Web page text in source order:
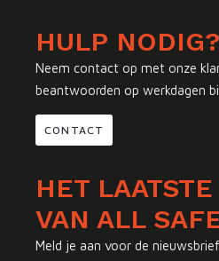
HULP NODIG?
Neem contact op met onze
beantwoorden op werkdagen
CONTACT
HET
VAN ALL
Meld je aan voor de